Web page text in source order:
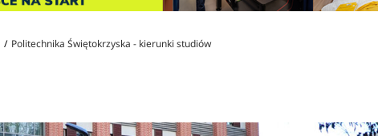
Politechnika Świętokrzyska - kierunki studiów